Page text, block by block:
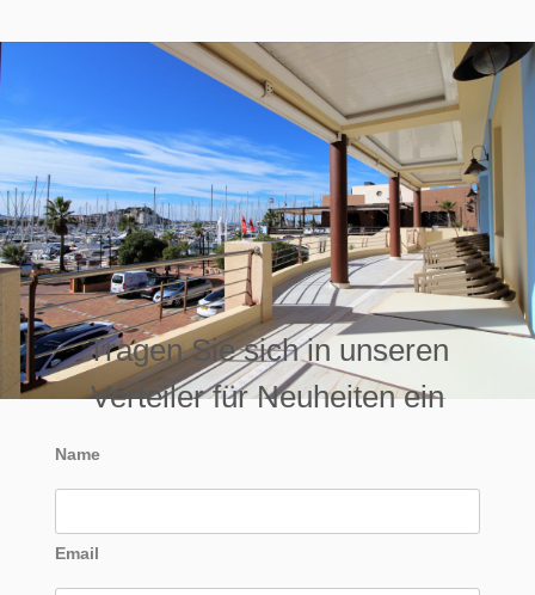
Tragen Sie sich in unseren
Verteiler für Neuheiten ein
Name
Email